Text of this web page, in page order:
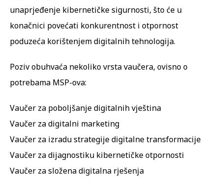
unaprjeđenje kibernetičke sigurnosti, što će u
konačnici povećati konkurentnost i otpornost
poduzeća korištenjem digitalnih tehnologija.
Poziv obuhvaća nekoliko vrsta vaučera, ovisno o
potrebama MSP-ova:
Vaučer za poboljšanje digitalnih vještina
Vaučer za digitalni marketing
Vaučer za izradu strategije digitalne transformacije
Vaučer za dijagnostiku kibernetičke otpornosti
Vaučer za složena digitalna rješenja